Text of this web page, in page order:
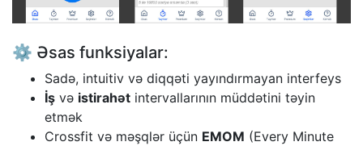
⚙️ Əsas funksiyalar:
Sadə, intuitiv və diqqəti yayındırmayan interfeys
İş və istirahət intervallarının müddətini təyin
etmək
Crossfit və məşqlər üçün EMOM (Every Minute